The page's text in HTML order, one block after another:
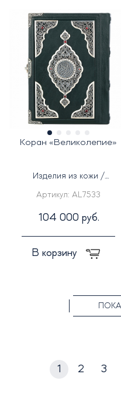
Коран «Великолепие»
Изделия из кожи /
Артикул:AL7533
104 000 руб.
В корзину
1 2 3